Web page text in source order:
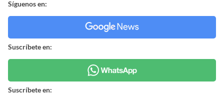
Síguenos en:
Suscríbete en:
Suscríbete en: